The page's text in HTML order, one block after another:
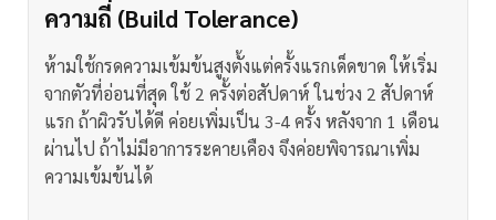
ความถี่ (Build Tolerance)
ห้ามใช้กรดความเข้มข้นสูงตั้งแต่ครั้งแรกเด็ดขาด ให้เริ่ม
จากตัวที่อ่อนที่สุด ใช้ 2 ครั้งต่อสัปดาห์ ในช่วง 2 สัปดาห์
แรก ถ้าผิวรับได้ดี ค่อยเพิ่มเป็น 3-4 ครั้ง หลังจาก 1 เดือน
ผ่านไป ถ้าไม่มีอาการระคายเคือง จึงค่อยพิจารณาเพิ่ม
ความเข้มข้นได้